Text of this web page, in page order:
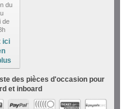
du
de
ici
des pièces d'occasion pour
et inboard